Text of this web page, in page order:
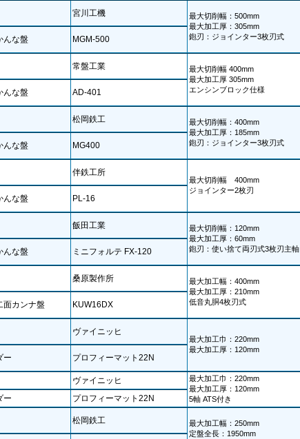
宮川工機
最大切削幅：500mm
最大加工厚：305mm
鉋刃：ジョインター3枚刃式
んな盤 MGM-500
常盤工業
最大切削幅 400mm
最大加工厚 305mm
エンシンブロック仕様
んな盤 AD-401
松岡鉄工
最大切削幅：400mm
最大加工厚：185mm
鉋刃：ジョインター3枚刃式
んな盤 MG400
伴鉄工所
最大切削幅 400mm
ジョインター2枚刃
んな盤 PL-16
飯田工業
最大切削幅：120mm
最大加工厚：60mm
鉋刃：使い捨て両刃式3枚刃主軸
んな盤 ミニフォルテ FX-120
桑原製作所
最大加工幅：400mm
最大加工厚：210mm
低音丸胴4枚刃式
面カンナ盤 KUW16DX
ヴァイニッヒ
最大加工巾：220mm
最大加工厚：120mm
ー プロフィーマット22N
ヴァイニッヒ
最大加工巾：220mm
最大加工厚：120mm
5軸 ATS付き
ー プロフィーマット22N
松岡鉄工
最大加工幅：250mm
定盤全長：1950mm